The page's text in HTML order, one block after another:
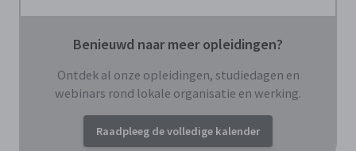
Benieuwd naar meer opleidingen?
Ontdek al onze opleidingen, studiedagen en
webinars rond lokale organisatie en werking.
Raadpleeg de volledige kalender